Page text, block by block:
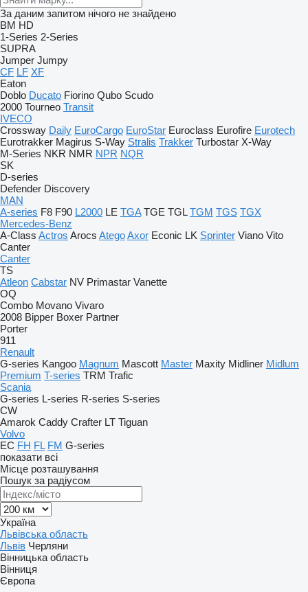
За даним запитом нічого не знайдено
BM HD
1-Series 2-Series
SUPRA
Jumper Jumpy
CF LF XF
Eaton
Doblo Ducato Fiorino Qubo Scudo
2000 Tourneo Transit
IVECO
Crossway Daily EuroCargo EuroStar Euroclass Eurofire Eurotech
Eurotrakker Magirus S-Way Stralis Trakker Turbostar X-Way
M-Series NKR NMR NPR NQR
SK
D-series
Defender Discovery
MAN
A-series F8 F90 L2000 LE TGA TGE TGL TGM TGS TGX
Mercedes-Benz
A-Class Actros Arocs AtegoAxor Econic LK Sprinter Viano Vito
Canter
Canter
TS
Atleon Cabstar NV Primastar Vanette
OQ
Combo Movano Vivaro
2008 Bipper Boxer Partner
Porter
911
Renault
G-series Kangoo Magnum Mascott Master Maxity Midliner Midlum
Premium T-series TRM Trafic
Scania
G-series L-series R-series S-series
CW
Amarok Caddy Crafter LT Tiguan
Volvo
EC FH FL FM G-series
показати всі
Місце розташування
Пошук за радіусом
Україна
Львівська область
Львів Черляни
Вінницька область
Вінниця
Європа